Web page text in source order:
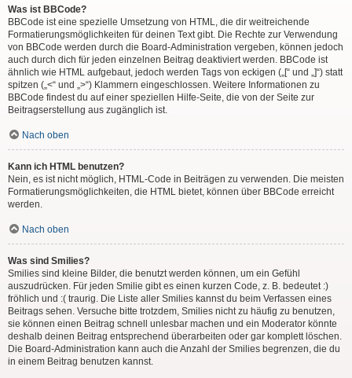
Was ist BBCode?
BBCode ist eine spezielle Umsetzung von HTML, die dir weitreichende
Formatierungsmöglichkeiten für deinen Text gibt. Die Rechte zur Verwendung
von BBCode werden durch die Board-Administration vergeben, können jedoch
auch durch dich für jeden einzelnen Beitrag deaktiviert werden. BBCode ist
ähnlich wie HTML aufgebaut, jedoch werden Tags von eckigen („[“ und „]“) statt
spitzen („<“ und „>“) Klammern eingeschlossen. Weitere Informationen zu
BBCode findest du auf einer speziellen Hilfe-Seite, die von der Seite zur
Beitragserstellung aus zugänglich ist.
Nach oben
Kann ich HTML benutzen?
Nein, es ist nicht möglich, HTML-Code in Beiträgen zu verwenden. Die meisten
Formatierungsmöglichkeiten, die HTML bietet, können über BBCode erreicht
werden.
Nach oben
Was sind Smilies?
Smilies sind kleine Bilder, die benutzt werden können, um ein Gefühl
auszudrücken. Für jeden Smilie gibt es einen kurzen Code, z. B. bedeutet :)
fröhlich und :( traurig. Die Liste aller Smilies kannst du beim Verfassen eines
Beitrags sehen. Versuche bitte trotzdem, Smilies nicht zu häufig zu benutzen,
sie können einen Beitrag schnell unlesbar machen und ein Moderator könnte
deshalb deinen Beitrag entsprechend überarbeiten oder gar komplett löschen.
Die Board-Administration kann auch die Anzahl der Smilies begrenzen, die du
in einem Beitrag benutzen kannst.